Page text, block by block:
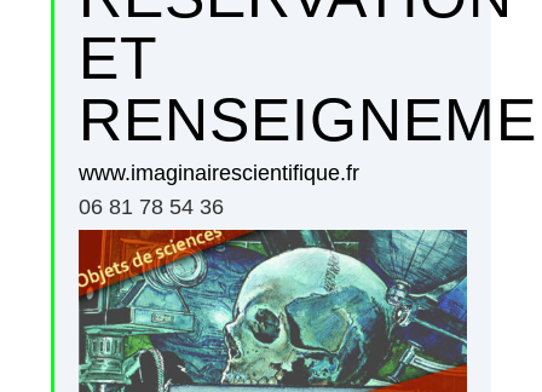
ET
www.imaginairescientifique.fr
06 81 78 54 36